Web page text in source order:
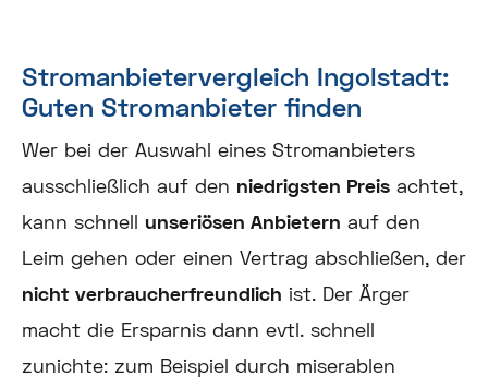
Stromanbietervergleich Ingolstadt:
Guten Stromanbieter finden
Wer bei der Auswahl eines Stromanbieters
ausschließlich auf den niedrigsten Preis achtet,
kann schnell unseriösen Anbietern auf den
Leim gehen oder einen Vertrag abschließen, der
nicht verbraucherfreundlich ist. Der Ärger
macht die Ersparnis dann evtl. schnell
zunichte: zum Beispiel durch miserablen